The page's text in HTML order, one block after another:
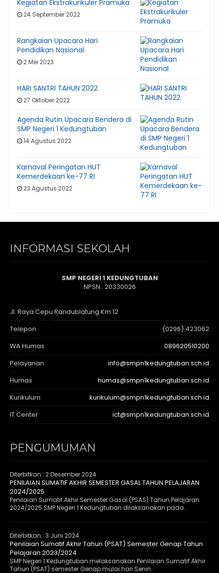
Kegiatan Ekstrakurikuler Pramuka
24 September 2022
Rangkaian Upacara Hari
Pendidikan Nasional
2 Mei 2023
HARI SANTRI TAHUN 2022
27 Oktober 2022
Agenda Rutin Upacara Bendera di
SMP Negeri 1 Kedungtuban
14 Agustus 2022
Karnaval Peringatan HUT
Kemerdekaan ke-77 RI
23 Agustus 2022
INFORMASI SEKOLAH
SMP NEGERI 1 KEDUNGTUBAN
NPSN : 20330026
Jl. Raya Cepu Randublatung Km 12
Telepon
(0296) 423062
WA Humas
089620510200
Pelayanan
info@smpn1kedungtuban.sch.id
Humas
humas@smpn1kedungtuban.sch.id
Kurikulum
kurikulum@smpn1kedungtuban.sch.id
IT Center
ict@smpn1kedungtuban.sch.id
PENGUMUMAN
Diterbitkan : 2 Desember 2024
PENILAIAN SUMATIF AKHIR SEMESTER GASAL TAHUN PELAJARAN
2024/2025
Penilaian Sumatif Akhir Semester Gasal (PSAS) Tahun Pelajaran
2024/2025 SMP Negeri 1 Kedungtuban dilaksanakan pada..
Diterbitkan : 3 Juni 2024
Penilaian Sumatif Akhir Tahun (PSAT) Semester Genap Tahun
Pelajaran 2023/2024
SMP Negeri 1 Kedungtuban melaksanakan Penilaian Sumatif Akhir
Tahun (PSAT) semester Genap mulai hari Senin..